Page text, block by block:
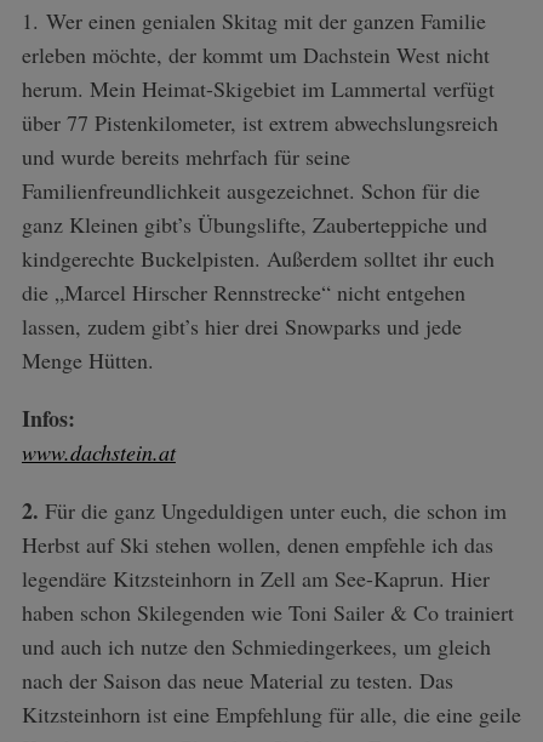
1. Wer einen genialen Skitag mit der ganzen Familie
erleben möchte, der kommt um Dachstein West nicht
herum. Mein Heimat-Skigebiet im Lammertal verfügt
über 77 Pistenkilometer, ist extrem abwechslungsreich
und wurde bereits mehrfach für seine
Familienfreundlichkeit ausgezeichnet. Schon für die
ganz Kleinen gibt’s Übungslifte, Zauberteppiche und
kindgerechte Buckelpisten. Außerdem solltet ihr euch
die „Marcel Hirscher Rennstrecke“ nicht entgehen
lassen, zudem gibt’s hier drei Snowparks und jede
Menge Hütten.
Infos:
www.dachstein.at
2. Für die ganz Ungeduldigen unter euch, die schon im
Herbst auf Ski stehen wollen, denen empfehle ich das
legendäre Kitzsteinhorn in Zell am See-Kaprun. Hier
haben schon Skilegenden wie Toni Sailer & Co trainiert
und auch ich nutze den Schmiedingerkees, um gleich
nach der Saison das neue Material zu testen. Das
Kitzsteinhorn ist eine Empfehlung für alle, die eine geile